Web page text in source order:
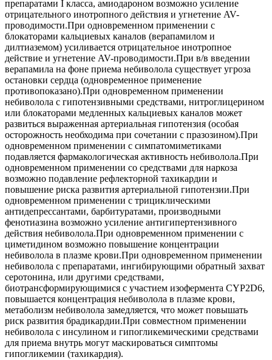
препаратами I класса, амиодароном возможно усиление
отрицательного инотропного действия и угнетение AV-
проводимости.При одновременном применении с
блокаторами кальциевых каналов (верапамилом и
дилтиаземом) усиливается отрицательное инотропное
действие и угнетение AV-проводимости.При в/в введении
верапамила на фоне приема небиволола существует угроза
остановки сердца (одновременное применение
противопоказано).При одновременном применении
небиволола с гипотензивными средствами, нитроглицерином
или блокаторами медленных кальциевых каналов может
развиться выраженная артериальная гипотензия (особая
осторожность необходима при сочетании с празозином).При
одновременном применении с симпатомиметиками
подавляется фармакологическая активность небиволола.При
одновременном применении со средствами для наркоза
возможно подавление рефлекторной тахикардии и
повышение риска развития артериальной гипотензии.При
одновременном применении с трициклическими
антидепрессантами, барбитуратами, производными
фенотиазина возможно усиление антигипертензивного
действия небиволола.При одновременном применении с
циметидином возможно повышение концентрации
небиволола в плазме крови.При одновременном применении
небиволола с препаратами, ингибирующими обратный захват
серотонина, или другими средствами,
биотрансформирующимися с участием изофермента CYP2D6,
повышается концентрация небиволола в плазме крови,
метаболизм небиволола замедляется, что может повышать
риск развития брадикардии.При совместном применении
небиволола с инсулином и гипогликемическими средствами
для приема внутрь могут маскироваться симптомы
гипогликемии (тахикардия).